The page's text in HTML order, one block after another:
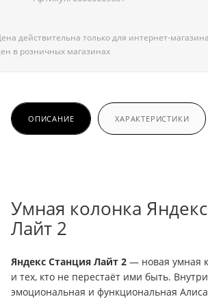
действительна только для интернет-
в розничных магазинах
ОПИСАНИЕ ХАРАКТЕРИСТИКИ
Умная колонка
Лайт 2
Яндекс Станция Лайт 2 — новая умная
и тех, кто не перестаёт ими быть.
эмоциональная и функциональная